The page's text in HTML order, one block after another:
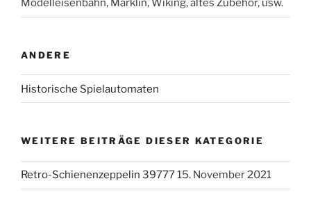
Modelleisenbahn, Märklin, Wiking, altes Zubehör, usw.
ANDERE
Historische Spielautomaten
WEITERE BEITRÄGE DIESER KATEGORIE
Retro-Schienenzeppelin 3977715. November 2021